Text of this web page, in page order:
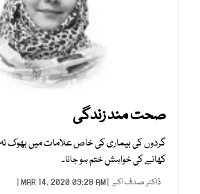
صحت مند زندگی
گردوں کی بیماری کی خاص علامات میں بھوک نہ
کھانے کی خواہش ختم ہو جانا۔
ڈاکٹر صدف اکبر | MAR 14, 2020 09:28 AM |